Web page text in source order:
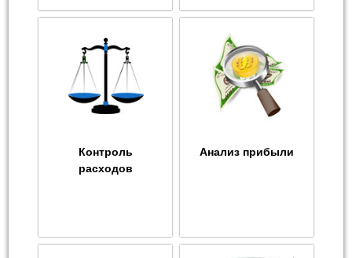
Контроль
расходов
Анализ прибыли